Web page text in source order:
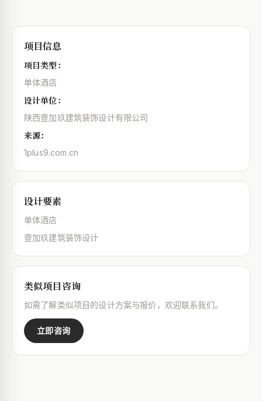
项目信息
项目类型：
单体酒店
设计单位：
陕西壹加玖建筑装饰设计有限公司
来源：
1plus9.com.cn
设计要素
单体酒店
壹加玖建筑装饰设计
类似项目咨询
如需了解类似项目的设计方案与报价，欢迎联系我们。
立即咨询